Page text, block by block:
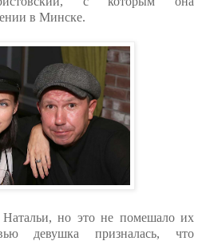
в Минске.
но это не помешало их
девушка призналась, что